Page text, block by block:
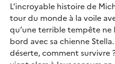
L’incroyable histoire de
tour du monde à la voile
qu’une terrible tempête ne
bord avec sa chienne
déserte, comment survivre